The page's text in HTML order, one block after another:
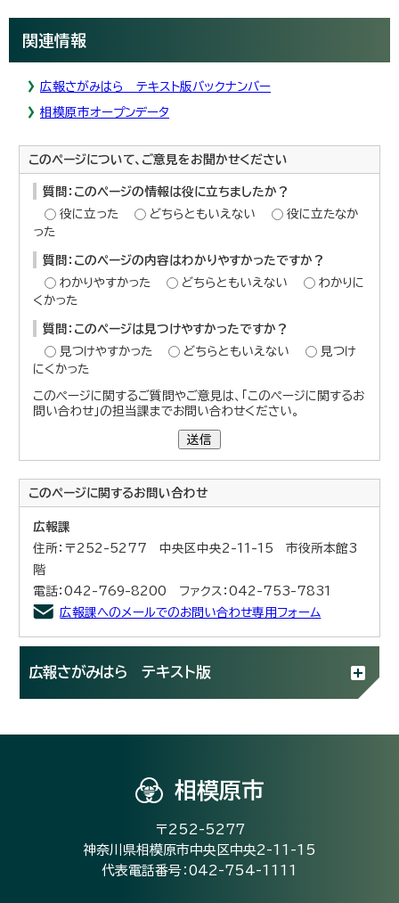
関連情報
広報さがみはら テキスト版バックナンバー
相模原市オープンデータ
このページについて、ご意見をお聞かせください
質問：このページの情報は役に立ちましたか？
役に立った
どちらともいえない
役に立たなか
った
質問：このページの内容はわかりやすかったですか？
わかりやすかった
どちらともいえない
わかりに
くかった
質問：このページは見つけやすかったですか？
見つけやすかった
どちらともいえない
見つけ
にくかった
このページに関するご質問やご意見は、「このページに関するお
問い合わせ」の担当課までお問い合わせください。
送信
このページに関するお問い合わせ
広報課
住所：〒252-5277 中央区中央2-11-15 市役所本館3
階
電話：042-769-8200 ファクス：042-753-7831
広報課へのメールでのお問い合わせ専用フォーム
広報さがみはら テキスト版
相模原市
〒252-5277
神奈川県相模原市中央区中央2-11-15
代表電話番号：042-754-1111